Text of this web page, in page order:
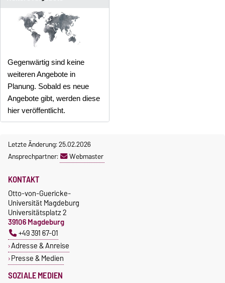
Gegenwärtig sind keine
weiteren Angebote in
Planung. Sobald es neue
Angebote gibt, werden diese
hier veröffentlicht.
Letzte Änderung: 25.02.2026
Ansprechpartner:
Webmaster
SOZIALE MEDIEN
KONTAKT
Otto-von-Guericke-
Universität Magdeburg
Universitätsplatz 2
39106 Magdeburg
+49 391 67-01
Adresse & Anreise
Presse & Medien